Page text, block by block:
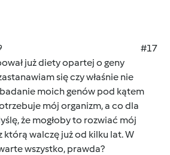
#17
już diety opartej o geny
się czy właśnie nie
moich genów pod kątem
mój organizm, a co dla
że mogłoby to rozwiać mój
którą walczę już od kilku lat. W
wszystko, prawda?